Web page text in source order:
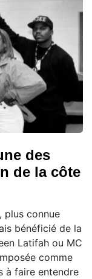
des
de la côte
plus connue
bénéficié de la
Latifah ou MC
comme
à faire entendre